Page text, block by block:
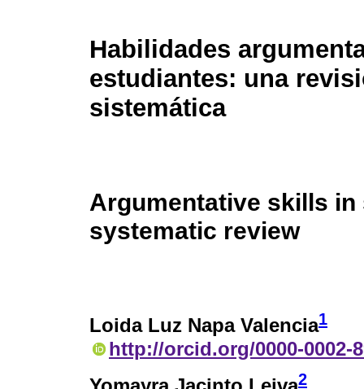
Habilidades
estudiantes: una
sistemática
Argumentative skills in
systematic review
Loida Luz Napa Valencia1
http://orcid.org/0000-0002-
2